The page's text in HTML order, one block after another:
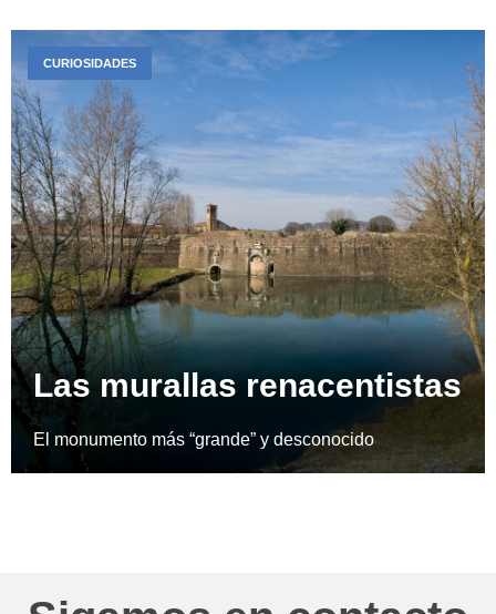
Las murallas renacentistas
El monumento más “grande” y desconocido
CURIOSIDADES